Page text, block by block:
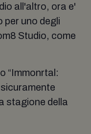
all'altro, ora e'
per uno degli
Studio, come
“Immonrtal:
sicuramente
stagione della